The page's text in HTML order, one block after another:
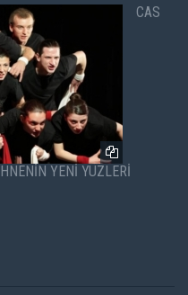
CAS
YENİ YÜZLERİ